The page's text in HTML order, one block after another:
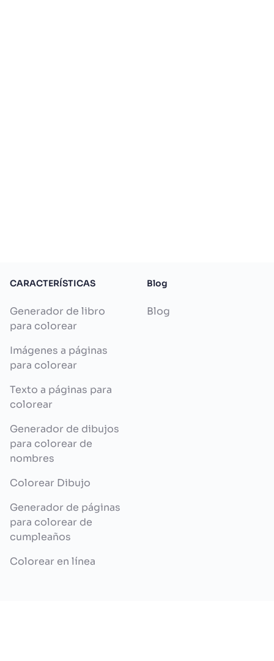
CARACTERÍSTICAS
Generador de libro
para colorear
Imágenes a páginas
para colorear
Texto a páginas para
colorear
Generador de dibujos
para colorear de
nombres
Colorear Dibujo
Generador de páginas
para colorear de
cumpleaños
Colorear en línea
Blog
Blog